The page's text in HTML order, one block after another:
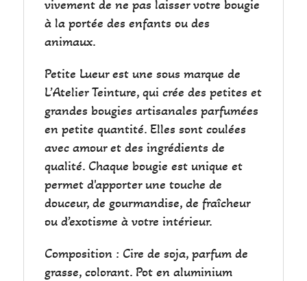
vivement de ne pas laisser votre bougie
à la portée des enfants ou des
animaux.
Petite Lueur est une sous marque de
L’Atelier Teinture, qui crée des petites et
grandes bougies artisanales parfumées
en petite quantité. Elles sont coulées
avec amour et des ingrédients de
qualité. Chaque bougie est unique et
permet d'apporter une touche de
douceur, de gourmandise, de fraîcheur
ou d’exotisme à votre intérieur.
Composition : Cire de soja, parfum de
grasse, colorant. Pot en aluminium